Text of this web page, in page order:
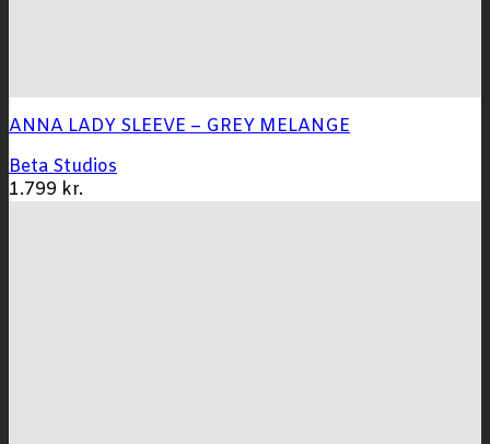
ANNA LADY SLEEVE – GREY MELANGE
Beta Studios
1.799 kr.